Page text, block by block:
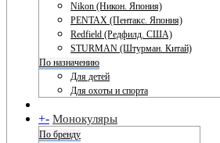
Nikon (Никон. Япония)
PENTAX (Пентакс. Япония)
Redfield (Редфилд. США)
STURMAN (Штурман. Китай)
По назначению
Для детей
Для охоты и спорта
+- Монокуляры
По бренду